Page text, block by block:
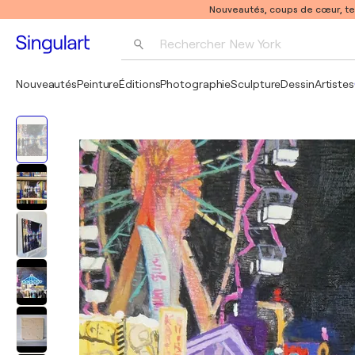
Nouveautés, coups de cœur,
Rechercher New York
Pablo Picasso
NouveautésPeintureÉditionsPhotographieSculptureDessinArtistes